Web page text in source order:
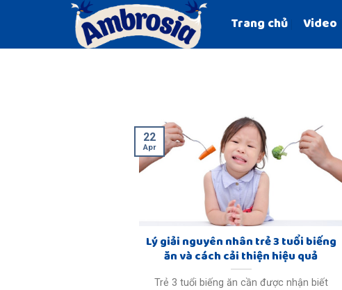
Trang chủ Video
Lý giải nguyên nhân trẻ 3 tuổi biếng
ăn và cách cải thiện hiệu quả
Trẻ 3 tuổi biếng ăn cần được nhận biết
22
Apr